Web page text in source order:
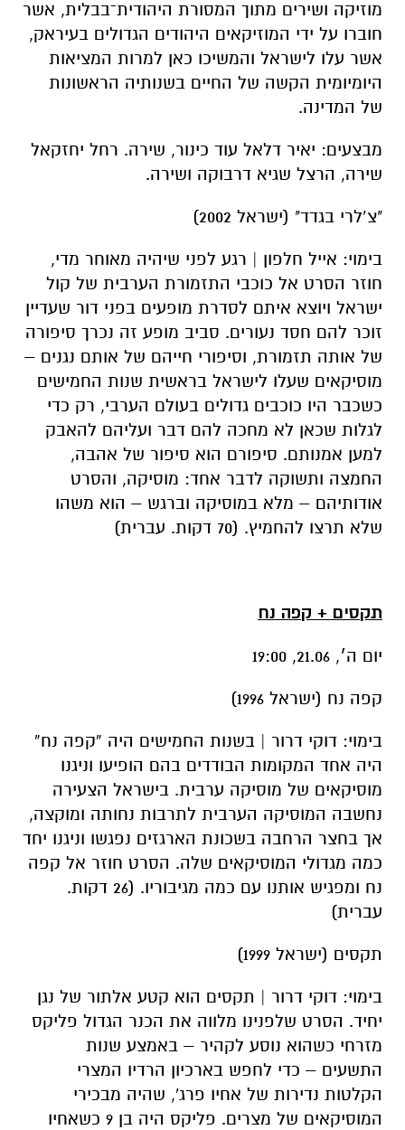
מוזיקה ושירים מתוך המסורת היהודית־בבלית, אשר
חוברו על ידי המוזיקאים היהודים הגדולים בעיראק,
אשר עלו לישראל והמשיכו כאן למרות המציאות
היומיומית הקשה של החיים בשנותיה הראשונות
של המדינה.
מבצעים: יאיר דלאל עוד כינור, שירה. רחל יחזקאל
שירה, הרצל שגיא דרבוקה ושירה.
"צ’לרי בגדד" (ישראל 2002)
בימוי: אייל חלפון | רגע לפני שיהיה מאוחר מדי,
חוזר הסרט אל כוכבי התזמורת הערבית של קול
ישראל ויוצא איתם לסדרת מופעים בפני דור שעדיין
זוכר להם חסד נעורים. סביב מופע זה נכרך סיפורה
של אותה תזמורת, וסיפורי חייהם של אותם נגנים –
מוסיקאים שעלו לישראל בראשית שנות החמישים
כשכבר היו כוכבים גדולים בעולם הערבי, רק כדי
לגלות שכאן לא מחכה להם דבר ועליהם להאבק
למען אמנותם. סיפורם הוא סיפור של אהבה,
החמצה ותשוקה לדבר אחד: מוסיקה, והסרט
אודותיהם – מלא במוסיקה וברגש – הוא משהו
שלא תרצו להחמיץ. (70 דקות. עברית)
תקסים + קפה נח
יום ה׳, 21.06, 19:00
קפה נח (ישראל 1996)
בימוי: דוקי דרור | בשנות החמישים היה «קפה נח»
היה אחד המקומות הבודדים בהם הופיעו וניגנו
מוסיקאים של מוסיקה ערבית. בישראל הצעירה
נחשבה המוסיקה הערבית לתרבות נחותה ומוקצה,
אך בחצר הרחבה בשכונת הארגזים נפגשו וניגנו יחד
כמה מגדולי המוסיקאים שלה. הסרט חוזר אל קפה
נח ומפגיש אותנו עם כמה מגיבוריו. (26 דקות.
עברית)
תקסים (ישראל 1999)
בימוי: דוקי דרור | תקסים הוא קטע אלתור של נגן
יחיד. הסרט שלפנינו מלווה את הכנר הגדול פליקס
מזרחי כשהוא נוסע לקהיר – באמצע שנות
התשעים – כדי לחפש בארכיון הרדיו המצרי
הקלטות נדירות של אחיו פרג', שהיה מבכירי
המוסיקאים של מצרים. פליקס היה בן 9 כשאחיו